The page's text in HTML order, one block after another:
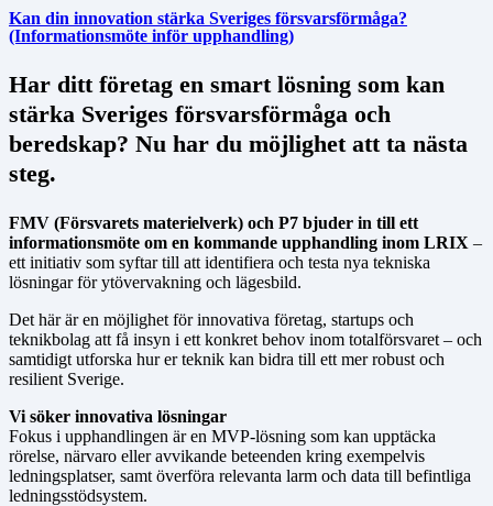
Kan din innovation stärka Sveriges försvarsförmåga?
(Informationsmöte inför upphandling)
Har ditt företag en smart lösning som kan
stärka Sveriges försvarsförmåga och
beredskap? Nu har du möjlighet att ta nästa
steg.
FMV (Försvarets materielverk) och P7 bjuder in till ett
informationsmöte om en kommande upphandling inom LRIX –
ett initiativ som syftar till att identifiera och testa nya tekniska
lösningar för ytövervakning och lägesbild.
Det här är en möjlighet för innovativa företag, startups och
teknikbolag att få insyn i ett konkret behov inom totalförsvaret – och
samtidigt utforska hur er teknik kan bidra till ett mer robust och
resilient Sverige.
Vi söker innovativa lösningar
Fokus i upphandlingen är en MVP-lösning som kan upptäcka
rörelse, närvaro eller avvikande beteenden kring exempelvis
ledningsplatser, samt överföra relevanta larm och data till befintliga
ledningsstödsystem.